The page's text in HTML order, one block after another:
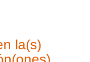
la(s)